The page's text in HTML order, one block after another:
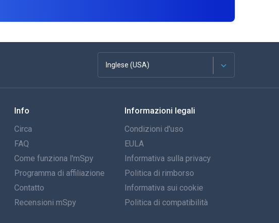
Inglese (USA)
Français
Español
Portoghese
Italiano
Info
Circa
FAQ
Come funziona l'mSpy
Programma di affiliazione
Contatto
Recensioni mSpy
Informazioni legali
Condizioni d'uso
EULA
Informativa sulla privacy
Politica di rimborso
Informativa sui cookie
Politica di compatibilità